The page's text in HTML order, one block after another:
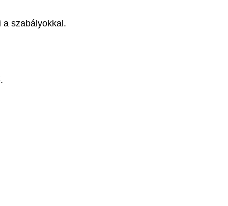
a szabályokkal.